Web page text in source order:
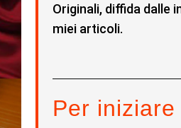
Originali, diffida dalle
miei articoli.
Per iniziare